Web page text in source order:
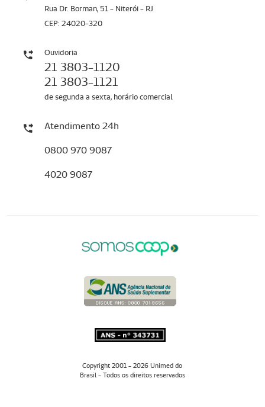
Rua Dr. Borman, 51 - Niterói - RJ
CEP: 24020-320
Ouvidoria
21 3803-1120
21 3803-1121
de segunda a sexta, horário comercial
Atendimento 24h
0800 970 9087
4020 9087
Copyright 2001 - 2026 Unimed do
Brasil - Todos os direitos reservados